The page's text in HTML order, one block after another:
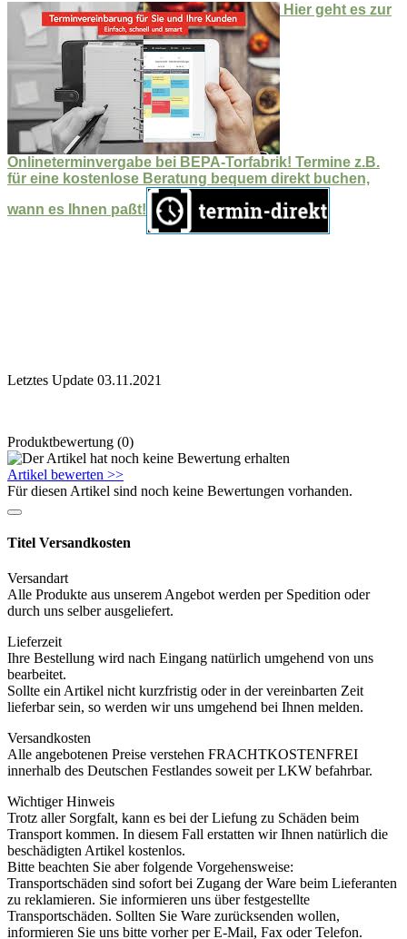
Hier geht es zur
Onlineterminvergabe bei BEPA-Torfabrik! Termine z.B.
für eine kostenlose Beratung bequem direkt buchen,
wann es Ihnen paßt!
Letztes Update 03.11.2021
Produktbewertung (0)
Artikel bewerten >>
Für diesen Artikel sind noch keine Bewertungen vorhanden.
Titel Versandkosten
Versandart
Alle Produkte aus unserem Angebot werden per Spedition oder
durch uns selber ausgeliefert.
Lieferzeit
Ihre Bestellung wird nach Eingang natürlich umgehend von uns
bearbeitet.
Sollte ein Artikel nicht kurzfristig oder in der vereinbarten Zeit
lieferbar sein, so werden wir uns umgehend bei Ihnen melden.
Versandkosten
Alle angebotenen Preise verstehen FRACHTKOSTENFREI
innerhalb des Deutschen Festlandes soweit per LKW befahrbar.
Wichtiger Hinweis
Trotz aller Sorgfalt, kann es bei der Liefung zu Schäden beim
Transport kommen. In diesem Fall erstatten wir Ihnen natürlich die
beschädigten Artikel kostenlos.
Bitte beachten Sie aber folgende Vorgehensweise:
Transportschäden sind sofort bei Zugang der Ware beim Lieferanten
zu reklamieren. Sie informieren uns über festgestellte
Transportschäden. Sollten Sie Ware zurücksenden wollen,
informieren Sie uns bitte vorher per E-Mail, Fax oder Telefon.